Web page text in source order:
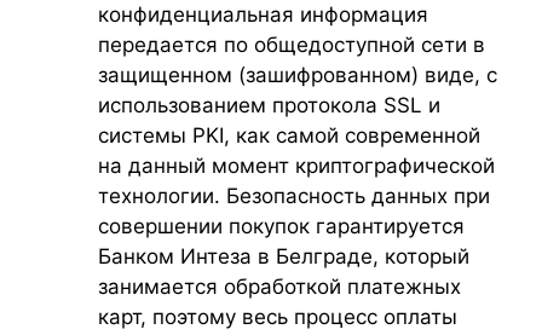
конфиденциальная информация
передается по общедоступной сети в
защищенном (зашифрованном) виде, с
использованием протокола SSL и
системы PKI, как самой современной
на данный момент криптографической
технологии. Безопасность данных при
совершении покупок гарантируется
Банком Интеза в Белграде, который
занимается обработкой платежных
карт, поэтому весь процесс оплаты